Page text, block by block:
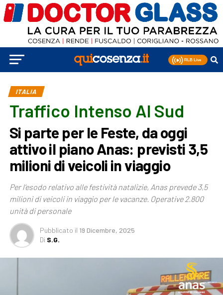
ITALIA
Traffico Intenso Al Sud
Si parte per le Feste, da oggi
attivo il piano Anas: previsti 3,5
milioni di veicoli in viaggio
Per l’esodo relativo alle festività natalizie, Anas prevede 3,5
milioni di veicoli in viaggio per le vacanze. Operative 2.800
unità di personale
Pubblicato il 19 Dicembre, 2025
Di S.G.